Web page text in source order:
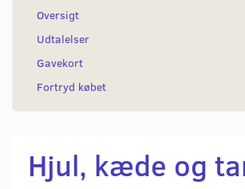
Oversigt
Udtalelser
Gavekort
Fortryd købet
Hjul, kæde og